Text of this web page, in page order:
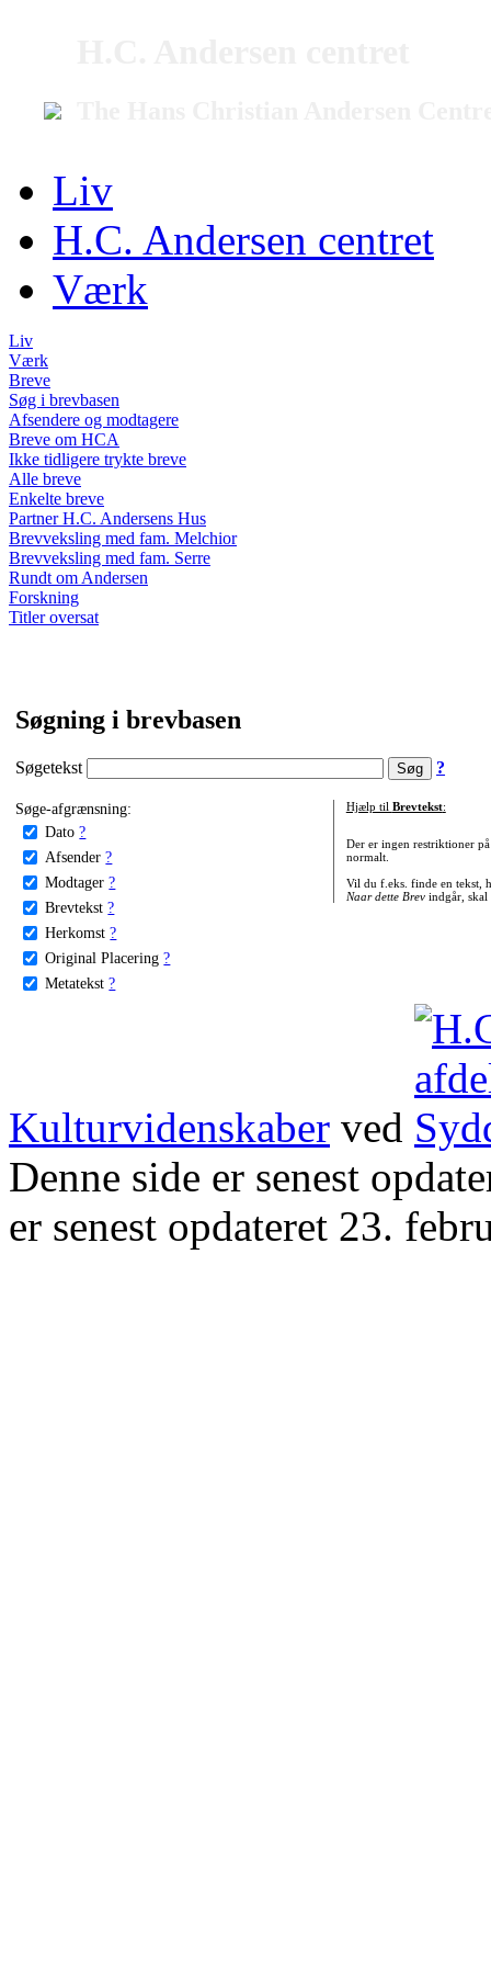
Liv
H.C. Andersen centret
Værk
Liv
Værk
Breve
Søg i brevbasen
Afsendere og modtagere
Breve om HCA
Ikke tidligere trykte breve
Alle breve
Enkelte breve
Partner H.C. Andersens Hus
Brevveksling med fam. Melchior
Brevveksling med fam. Serre
Rundt om Andersen
Forskning
Titler oversat
Søgning i brevbasen
Søgetekst ?
Søge-afgrænsning:
Dato ?
Afsender ?
Modtager ?
Brevtekst ?
Herkomst ?
Original Placering ?
Metatekst ?
Hjælp til Brevtekst:
Der er ingen restriktioner
normalt.
Vil du f.eks. finde en tekst,
Naar dette Brevindgår, skal
Kulturvidenskaber ved
Denne side er senest
er senest opdateret 23.